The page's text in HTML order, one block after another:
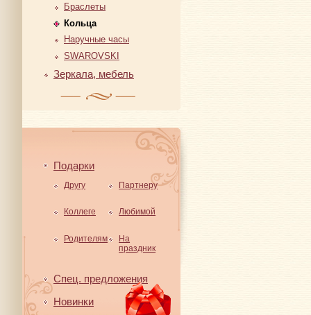
Браслеты
Кольца
Наручные часы
SWAROVSKI
Зеркала, мебель
Подарки
Другу Партнеру
Коллеге Любимой
Родителям
На
праздник
Спец. предложения
Новинки